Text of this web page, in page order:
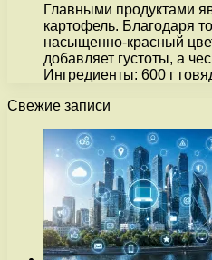
Главными продуктами
картофель. Благодаря
насыщенно-красный
добавляет густоты, а
Ингредиенты: 600 г
Свежие записи